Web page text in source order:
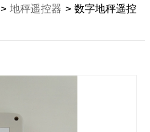
>地秤遥控器 > 数字地秤遥控